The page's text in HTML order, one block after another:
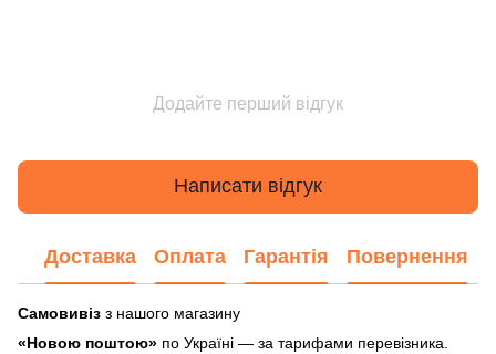
Додайте перший відгук
Написати відгук
Доставка Оплата Гарантія Повернення
Самовивіз з нашого магазину
«Новою поштою» по Україні — за тарифами перевізника.